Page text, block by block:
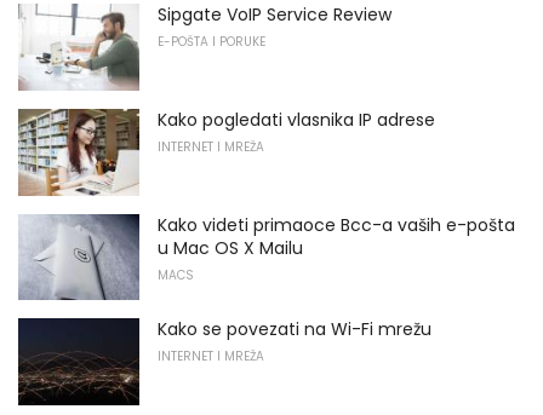
Sipgate VoIP Service Review
E-POŠTA I PORUKE
Kako pogledati vlasnika IP adrese
INTERNET I MREŽA
Kako videti primaoce Bcc-a vaših e-pošta
u Mac OS X Mailu
MACS
Kako se povezati na Wi-Fi mrežu
INTERNET I MREŽA